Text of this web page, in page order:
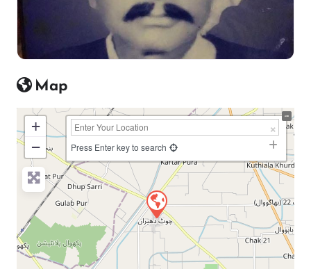
Map
+
−
Press Enter key to search